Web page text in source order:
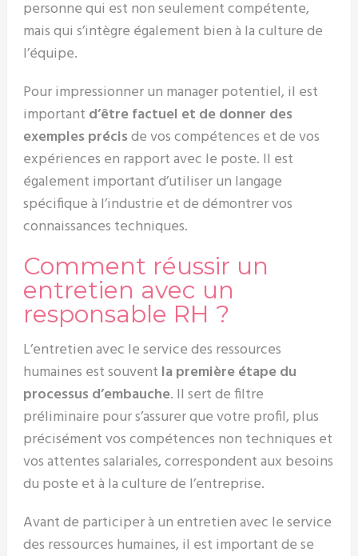
personne qui est non seulement compétente,
mais qui s’intègre également bien à la culture de
l’équipe.
Pour impressionner un manager potentiel, il est
important d’être factuel et de donner des
exemples précisde vos compétences et de vos
expériences en rapport avec le poste. Il est
également important d’utiliser un langage
spécifique à l’industrie et de démontrer vos
connaissances techniques.
Comment réussir un
entretien avec un
responsable RH ?
L’entretien avec le service des ressources
humaines est souvent la première étape du
processus d’embauche. Il sert de filtre
préliminaire pour s’assurer que votre profil, plus
précisément vos compétences non techniques et
vos attentes salariales, correspondent aux besoins
du poste et à la culture de l’entreprise.
Avant de participer à un entretien avec le service
des ressources humaines, il est important de se